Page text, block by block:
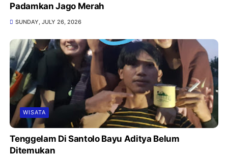
Padamkan Jago Merah
SUNDAY, JULY 26, 2026
WISATA
Tenggelam Di Santolo Bayu Aditya Belum
Ditemukan